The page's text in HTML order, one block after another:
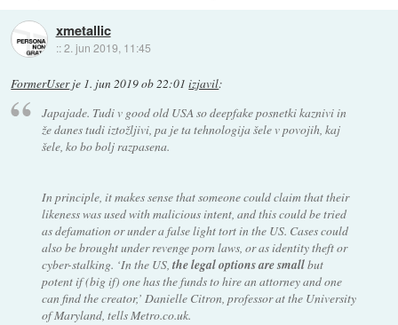
xmetallic
::2. jun 2019, 11:45
FormerUserje 1. jun 2019 ob 22:01 izjavil:
Japajade. Tudi v good old USA so deepfake posnetki kaznivi in
že danes tudi iztožljivi, pa je ta tehnologija šele v povojih, kaj
šele, ko bo bolj razpasena.
In principle, it makes sense that someone could claim that their
likeness was used with malicious intent, and this could be tried
as defamation or under a false light tort in the US. Cases could
also be brought under revenge porn laws, or as identity theft or
cyber-stalking. ‘In the US, the legal options are smallbut
potent if (big if) one has the funds to hire an attorney and one
can find the creator,’ Danielle Citron, professor at the University
of Maryland, tells Metro.co.uk.